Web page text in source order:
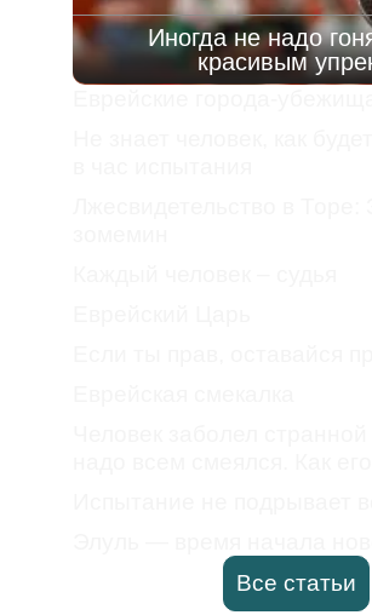
Иногда не надо
красивым
Все статьи